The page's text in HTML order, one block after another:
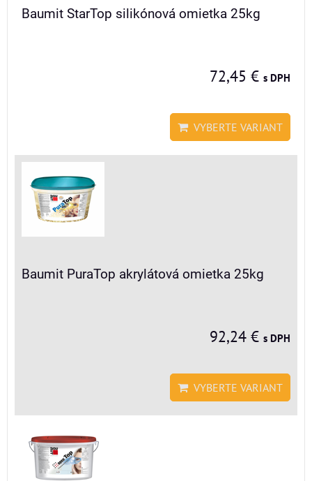
Baumit StarTop silikónová omietka 25kg
72,45 € s DPH
VYBERTE VARIANT
Baumit PuraTop akrylátová omietka 25kg
92,24 € s DPH
VYBERTE VARIANT